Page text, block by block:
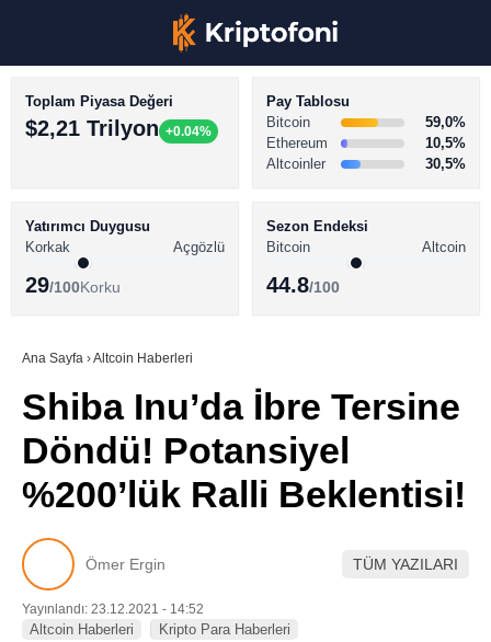
Youtube
TikTok
BİTCOİN HABERLERİ
ALTCOİN HABERLERİ
SÖZLÜK
Toplam Piyasa Değeri
$2,21 Trilyon +0.04%
Pay Tablosu
Bitcoin
59,0%
Ethereum
10,5%
Altcoinler
30,5%
Yatırımcı Duygusu
Korkak
Açgözlü
29/100Korku
Sezon Endeksi
Bitcoin
Altcoin
44.8/100
Ana Sayfa ›Altcoin Haberleri
Shiba Inu’da İbre Tersine
Döndü! Potansiyel
%200’lük Ralli Beklentisi!
Ömer Ergin TÜM YAZILARI
Yayınlandı: 23.12.2021 - 14:52
Altcoin Haberleri Kripto Para Haberleri